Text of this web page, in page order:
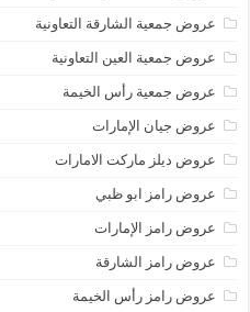
عروض جمعية الشارقة التعاونية
عروض جمعية العين التعاونية
عروض جمعية رأس الخيمة
عروض جيان الإمارات
عروض ديلز ماركت الامارات
عروض رامز ابو ظبي
عروض رامز الإمارات
عروض رامز الشارقة
عروض رامز رأس الخيمة